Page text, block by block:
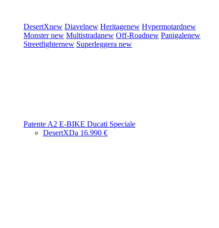
DesertXnew Diavelnew Heritagenew Hypermotardnew
Monsternew Multistradanew Off-Roadnew Panigalenew
Streetfighternew Superleggera new
Patente A2 E-BIKE Ducati Speciale
DesertXDa 16.990 €